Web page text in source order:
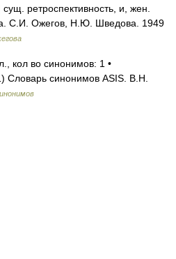
ретроспективность, и, жен.
С.И. Ожегов, Н.Ю. Шведова. 1949
кол во синонимов: 1 •
синонимов ASIS. В.Н.